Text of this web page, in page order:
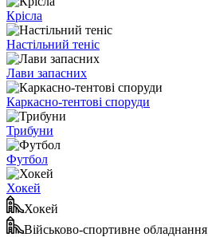
Крісла
Настільний теніс
Лави запасних
Каркасно-тентові споруди
Трибуни
Футбол
Хокей
Хокей
Військово-спортивне обладнання